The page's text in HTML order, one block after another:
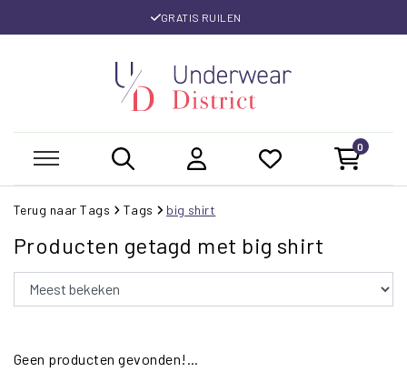
GRATIS RUILEN
0
Terug naar Tags Tags big shirt
Producten getagd met big shirt
Geen producten gevonden!...